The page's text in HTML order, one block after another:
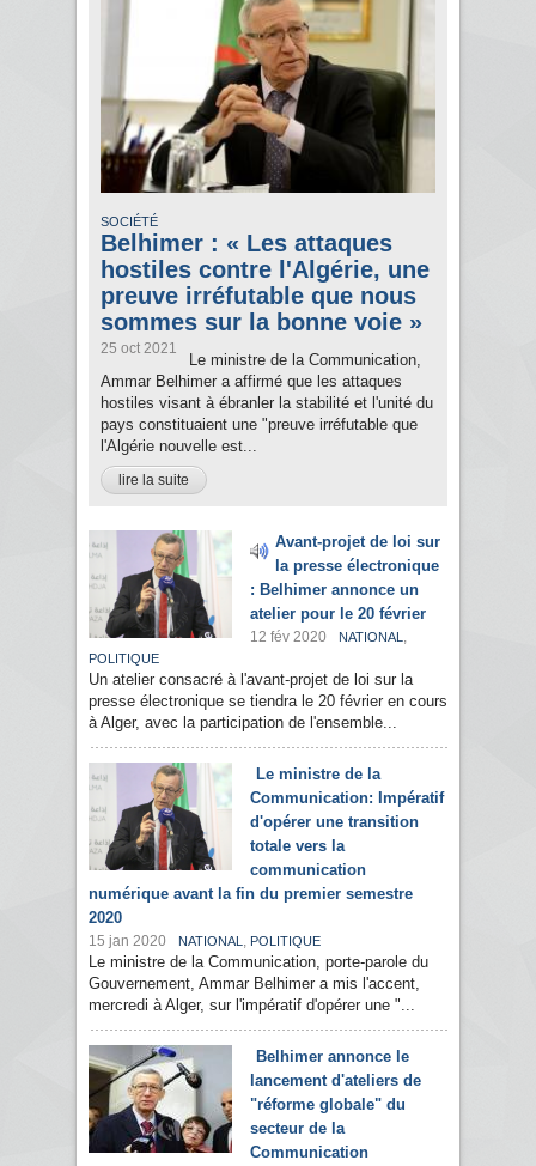
SOCIÉTÉ
Belhimer : « Les attaques
hostiles contre l'Algérie, une
preuve irréfutable que nous
sommes sur la bonne voie »
25 oct 2021
Le ministre de la Communication,
Ammar Belhimer a affirmé que les attaques
hostiles visant à ébranler la stabilité et l'unité du
pays constituaient une "preuve irréfutable que
l'Algérie nouvelle est...
lire la suite
Avant-projet de loi sur
la presse électronique
: Belhimer annonce un
atelier pour le 20 février
12 fév 2020 NATIONAL ,
POLITIQUE
Un atelier consacré à l'avant-projet de loi sur la
presse électronique se tiendra le 20 février en cours
à Alger, avec la participation de l'ensemble...
Le ministre de la
Communication: Impératif
d'opérer une transition
totale vers la
communication
numérique avant la fin du premier semestre
2020
15 jan 2020 NATIONAL , POLITIQUE
Le ministre de la Communication, porte-parole du
Gouvernement, Ammar Belhimer a mis l'accent,
mercredi à Alger, sur l'impératif d'opérer une "...
Belhimer annonce le
lancement d'ateliers de
"réforme globale" du
secteur de la
Communication